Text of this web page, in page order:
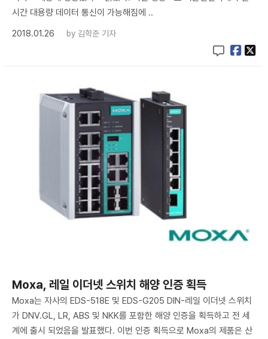
시간 대용량 데이터 통신이 가능해짐에 ..
2018.01.26
by 김학준 기자
Moxa, 레일 이더넷 스위치 해양 인증 획득
Moxa는 자사의 EDS-518E 및 EDS-G205 DIN-레일 이더넷 스위치
가 DNV.GL, LR, ABS 및 NKK를 포함한 해양 인증을 획득하고 전 세
계에 출시 되었음을 발표했다. 이번 인증 획득으로 Moxa의 제품은 산